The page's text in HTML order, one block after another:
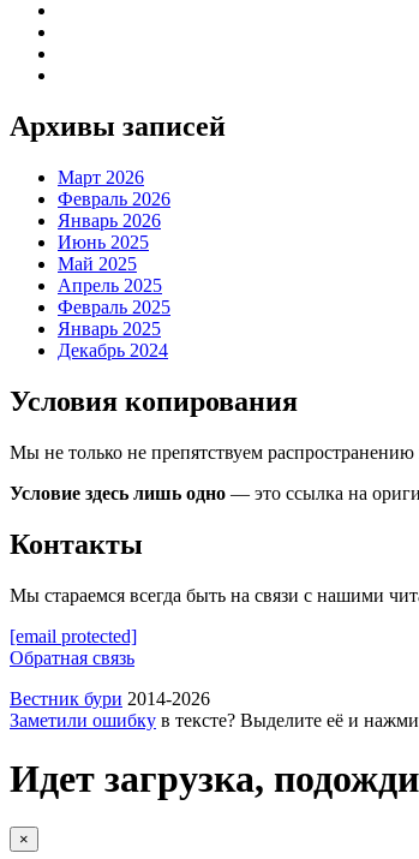
Архивы записей
Март 2026
Февраль 2026
Январь 2026
Июнь 2025
Май 2025
Апрель 2025
Февраль 2025
Январь 2025
Декабрь 2024
Условия копирования
Мы не только не препятствуем
Условие здесь лишь одно — это ссылка на
Контакты
Мы стараемся всегда быть на связи с нашими
[email protected]
Обратная связь
Вестник бури 2014-2026
Заметили ошибку в тексте? Выделите её и
Идет загрузка,
×